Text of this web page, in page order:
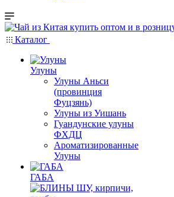
Каталог
Улуны
Улуны Аньси
(провинция
Фуцзянь)
Улуны из Уишань
Гуандунские улуны
ФХДЦ
Ароматизированные
Улуны
ГАБА